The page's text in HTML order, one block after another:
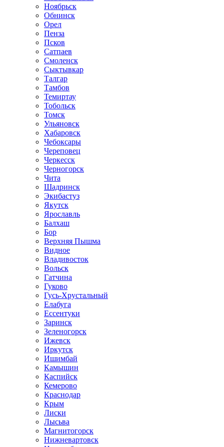
Ноябрьск
Обнинск
Орел
Пенза
Псков
Сатпаев
Смоленск
Сыктывкар
Талгар
Тамбов
Темиртау
Тобольск
Томск
Ульяновск
Хабаровск
Чебоксары
Череповец
Черкесск
Черногорск
Чита
Шадринск
Экибастуз
Якутск
Ярославль
Балхаш
Бор
Верхняя Пышма
Видное
Владивосток
Вольск
Гатчина
Гуково
Гусь-Хрустальный
Елабуга
Ессентуки
Заринск
Зеленогорск
Ижевск
Иркутск
Ишимбай
Камышин
Каспийск
Кемерово
Краснодар
Крым
Лиски
Лысьва
Магнитогорск
Нижневартовск